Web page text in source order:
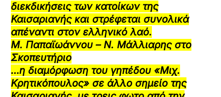
διεκδικήσεις των κατοίκων της
Καισαριανής και στρέφεται συνολικά
απέναντι στον ελληνικό λαό.
Μ. Παπαϊωάννου – Ν. Μάλλιαρης στο
Σκοπευτήριο
…η διαμόρφωση του γηπέδου «Μιχ.
Κρητικόπουλος» σε άλλο σημείο της